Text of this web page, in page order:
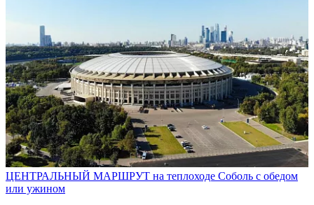
ЦЕНТРАЛЬНЫЙ МАРШРУТ на теплоходе Соболь с обедом
или ужином